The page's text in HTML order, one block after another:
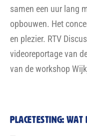
samen een uur lang
opbouwen. Het
en plezier. RTV
videoreportage van
van de workshop
placetesting: wat